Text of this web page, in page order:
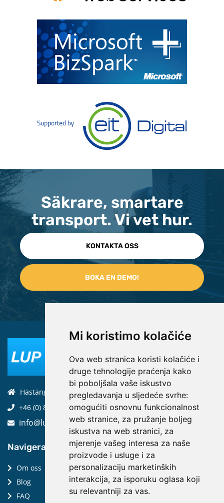
Mi koristimo kolačiće
Ova web stranica koristi kolačiće i
druge tehnologije praćenja kako
bi poboljšala vaše iskustvo
pregledavanja u sljedeće svrhe:
omogućiti osnovnu funkcionalnost
web stranice, za pružanje boljeg
iskustva na web stranici, za
mjerenje vašeg interesa za naše
proizvode i usluge i za
personalizaciju marketinških
interakcija, za isporuku oglasa koji
su relevantniji za vas.
Säkrare, smartare
transport. Vi vet hur.
KONTAKTA OSS
Hästängsuddsvägen 19, 184 94, Åkersberga
+46 (0) 8-970 970
info@luptechnologies.com
Navigera:
Om oss
Blog
FAQ